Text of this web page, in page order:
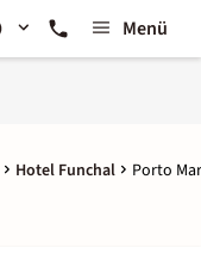
Menü
Hotel Funchal Porto